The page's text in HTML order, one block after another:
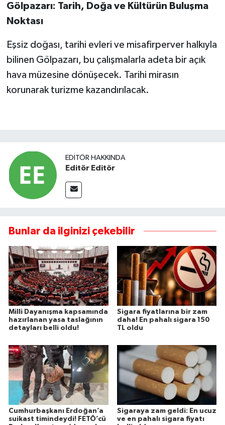
Gölpazarı: Tarih, Doğa ve Kültürün Buluşma
Noktası
Eşsiz doğası, tarihi evleri ve misafirperver halkıyla
bilinen Gölpazarı, bu çalışmalarla adeta bir açık
hava müzesine dönüşecek. Tarihi mirasın
korunarak turizme kazandırılacak.
EDITÖR HAKKINDA
Editör Editör
Bunlar da ilginizi çekebilir
Milli Dayanışma kapsamında
hazırlanan yasa taslağının
detayları belli oldu!
Sigara fiyatlarına bir zam
daha! En pahalı sigara 150
TL oldu
Cumhurbaşkanı Erdoğan’a
suikast timindeydi! FETÖ’cü
Sigaraya zam geldi: En ucuz
ve en pahalı sigara fiyatı